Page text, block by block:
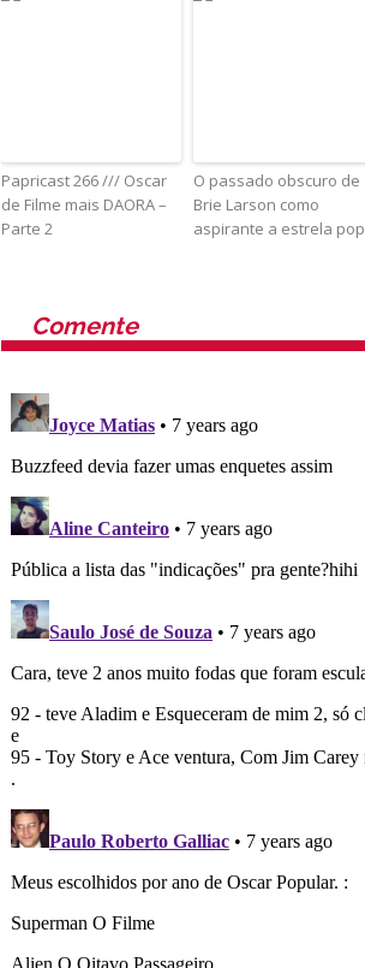
Papricast 266 /// Oscar
de Filme mais DAORA –
Parte 2
O passado obscuro de
Brie Larson como
aspirante a estrela pop
Comente